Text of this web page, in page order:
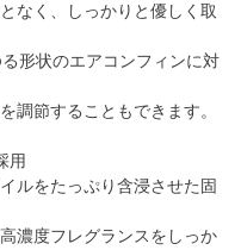
なく、しっかりと優しく取
形状のエアコンフィンに対
調節することもできます。
用
ルをたっぷり含浸させた固
濃度フレグランスをしっか